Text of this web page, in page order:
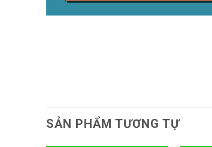
SẢN PHẨM TƯƠNG TỰ